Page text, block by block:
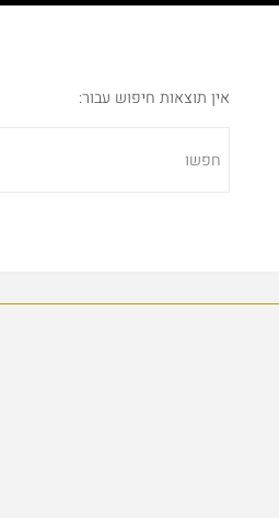
דלגו
אין תוצאות חיפוש עבור: